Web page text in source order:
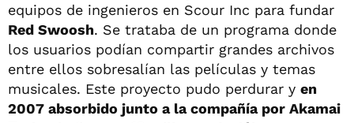
equipos de ingenieros en Scour Inc para fundar
Red Swoosh. Se trataba de un programa donde
los usuarios podían compartir grandes archivos
entre ellos sobresalían las películas y temas
musicales. Este proyecto pudo perdurar y en
2007 absorbido junto a la compañía por Akamai